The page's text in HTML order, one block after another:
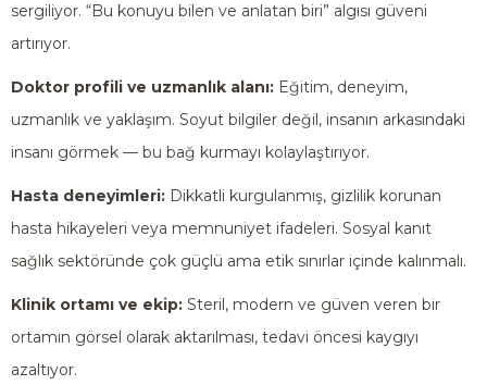
sergiliyor. “Bu konuyu bilen ve anlatan biri” algısı güveni
artırıyor.
Doktor profili ve uzmanlık alanı: Eğitim, deneyim,
uzmanlık ve yaklaşım. Soyut bilgiler değil, insanın arkasındaki
insanı görmek — bu bağ kurmayı kolaylaştırıyor.
Hasta deneyimleri: Dikkatli kurgulanmış, gizlilik korunan
hasta hikayeleri veya memnuniyet ifadeleri. Sosyal kanıt
sağlık sektöründe çok güçlü ama etik sınırlar içinde kalınmalı.
Klinik ortamı ve ekip: Steril, modern ve güven veren bir
ortamın görsel olarak aktarılması, tedavi öncesi kaygıyı
azaltıyor.